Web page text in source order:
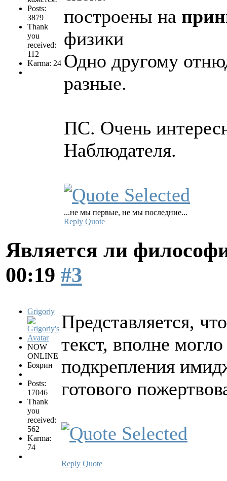
Posts:
3879
Thank
you
received:
112
Karma: 24
построены на
физики
Одно другому
разные.
ПС. Очень
Наблюдателя.
...не мы первые, не мы последние...
Reply Quote
Является ли
00:19 #3
Grigoriy
NOW
ONLINE
Боярин
Posts:
17046
Thank
you
received:
562
Karma:
74
Представляется,
текст, вполне
подкрепления
готового
Reply Quote